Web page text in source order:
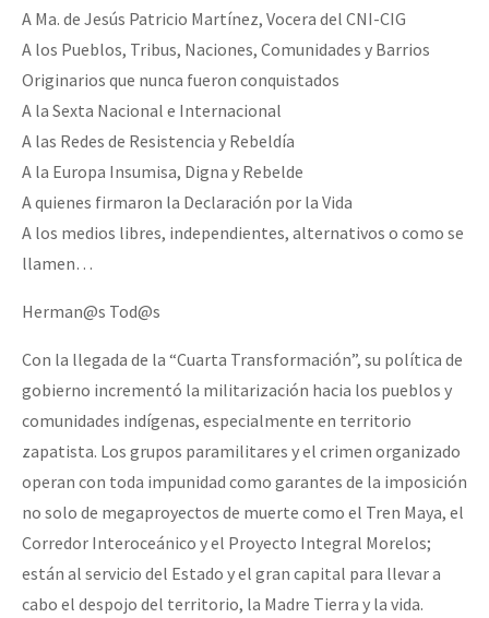
A Ma. de Jesús Patricio Martínez, Vocera del CNI-CIG
A los Pueblos, Tribus, Naciones, Comunidades y Barrios
Originarios que nunca fueron conquistados
A la Sexta Nacional e Internacional
A las Redes de Resistencia y Rebeldía
A la Europa Insumisa, Digna y Rebelde
A quienes firmaron la Declaración por la Vida
A los medios libres, independientes, alternativos o como se
llamen…
Herman@s Tod@s
Con la llegada de la “Cuarta Transformación”, su política de
gobierno incrementó la militarización hacia los pueblos y
comunidades indígenas, especialmente en territorio
zapatista. Los grupos paramilitares y el crimen organizado
operan con toda impunidad como garantes de la imposición
no solo de megaproyectos de muerte como el Tren Maya, el
Corredor Interoceánico y el Proyecto Integral Morelos;
están al servicio del Estado y el gran capital para llevar a
cabo el despojo del territorio, la Madre Tierra y la vida.